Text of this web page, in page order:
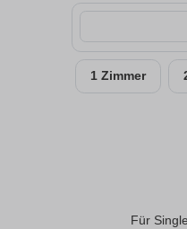
1 Zimmer
Für